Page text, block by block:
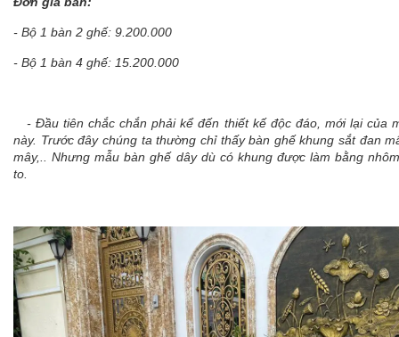
- Bộ 1 bàn 2 ghế: 9.200.000
- Bộ 1 bàn 4 ghế: 15.200.000
- Đầu tiên chắc chắn phải kể đến thiết kế độc đáo, mới lại của
này. Trước đây chúng ta thường chỉ thấy bàn ghế khung sắt đan
mây,.. Nhưng mẫu bàn ghế dây dù có khung được làm bằng
to.